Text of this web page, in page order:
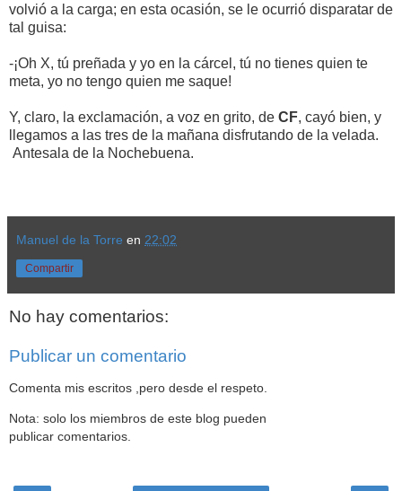
volvió a la carga; en esta ocasión, se le ocurrió disparatar de
tal guisa:
-¡Oh X, tú preñada y yo en la cárcel, tú no tienes quien te
meta, yo no tengo quien me saque!
Y, claro, la exclamación, a voz en grito, de CF, cayó bien, y
llegamos a las tres de la mañana disfrutando de la velada.
Antesala de la Nochebuena.
Manuel de la Torre en 22:02
Compartir
No hay comentarios:
Publicar un comentario
Comenta mis escritos ,pero desde el respeto.
Nota: solo los miembros de este blog pueden
publicar comentarios.